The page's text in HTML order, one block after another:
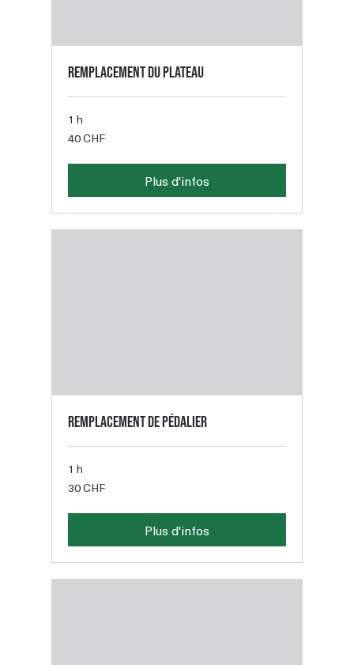
Remplacement du plateau
1 h
francs
40 CHF
Plus d'infos
Remplacement de pédalier
1 h
francs
30 CHF
Plus d'infos